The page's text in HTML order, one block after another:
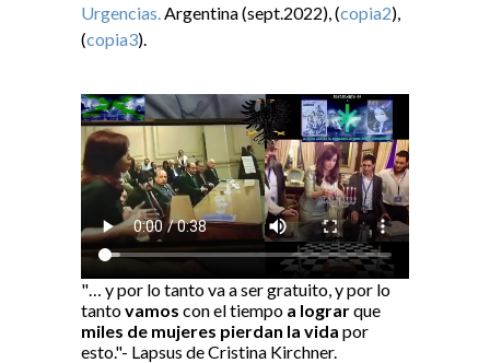
Urgencias. Argentina (sept.2022), (copia2),
(copia3).
"… y por lo tanto va a ser gratuito, y por lo
tantovamos con el tiempo a lograrque
miles de mujeres pierdan la vida por
esto."- Lapsus de Cristina Kirchner.